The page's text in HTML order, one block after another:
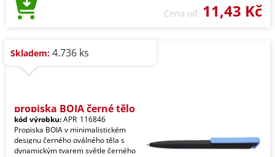
Cena od 11,43 Kč
Skladem: 4.736 ks
propiska BOIA černé tělo
kód výrobku:APR_116846
Propiska BOIA v minimalistickém
designu černého oválného těla s
dynamickým tvarem světle černého